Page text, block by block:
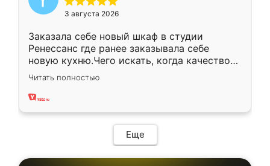
3 августа 2026
Заказала себе новый шкаф в студии
Ренессанс где ранее заказывала себе
новую кухню.Чего искать, когда качеством
вполне довольна. Служит кухня уже почти
два года, нареканий нет.
Читать полностью
Еще